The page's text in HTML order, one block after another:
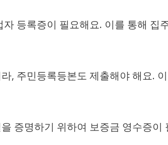
등록증이 필요해요. 이를 통해
, 주민등록등본도 제출해야 해요.
증명하기 위하여 보증금 영수증